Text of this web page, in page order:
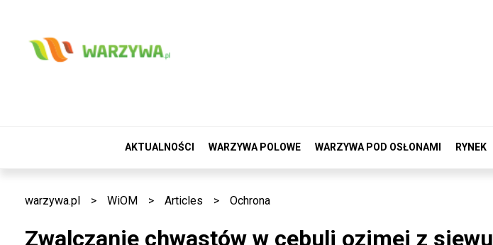
AKTUALNOŚCI WARZYWA POLOWE WARZYWA POD OSŁONAMI RYNEK
warzywa.pl > WiOM > Articles > Ochrona
Zwalczanie chwastów w cebuli ozimej z siewu